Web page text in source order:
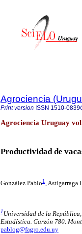
Agrociencia
Print version ISSN 1510-0839
Agrociencia Uruguay
Productividad de
González Pablo1 Astigarraga
1 Universidad de la
Estadística. Garzón 780.
pablog@fagro.edu.uy